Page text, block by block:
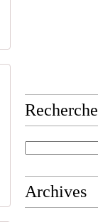
Recherche
Archives